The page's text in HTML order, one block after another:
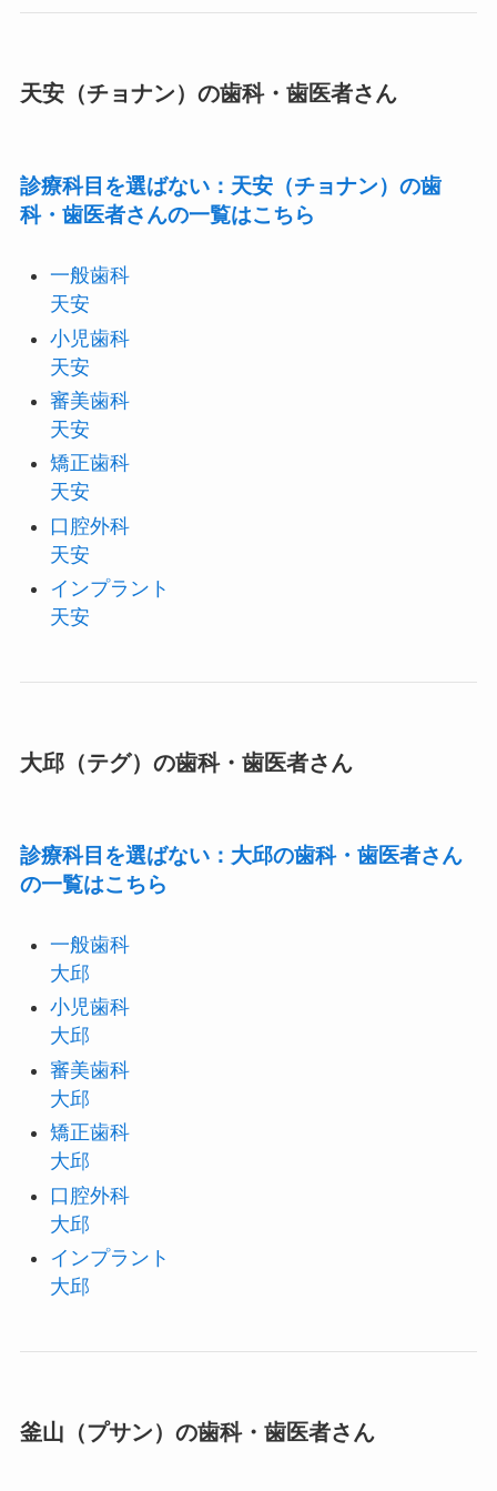
天安（チョナン）の歯科・歯医者さん
診療科目を選ばない：天安（チョナン）の歯
科・歯医者さんの一覧はこちら
一般歯科
天安
小児歯科
天安
審美歯科
天安
矯正歯科
天安
口腔外科
天安
インプラント
天安
大邱（テグ）の歯科・歯医者さん
診療科目を選ばない：大邱の歯科・歯医者さん
の一覧はこちら
一般歯科
大邱
小児歯科
大邱
審美歯科
大邱
矯正歯科
大邱
口腔外科
大邱
インプラント
大邱
釜山（プサン）の歯科・歯医者さん